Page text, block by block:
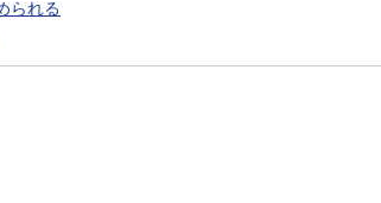
られる